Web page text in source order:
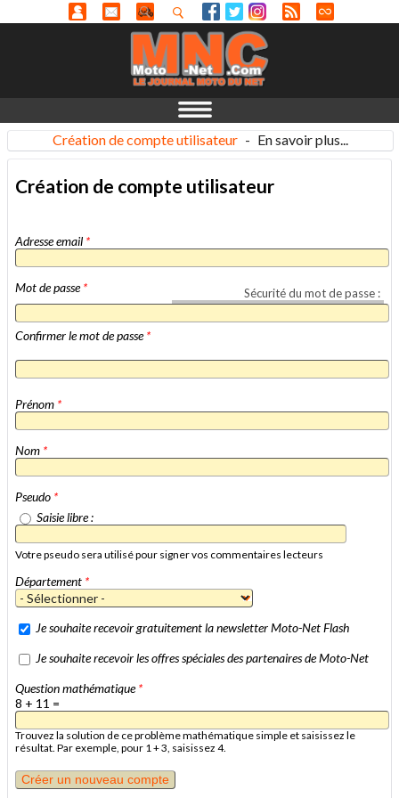
Création de compte utilisateur - En savoir plus...
Création de compte utilisateur
Adresse email *
Sécurité du mot de passe :
Mot de passe*
Confirmer le mot de passe*
Prénom *
Nom *
Pseudo *
Saisie libre :
Votre pseudo sera utilisé pour signer vos commentaires lecteurs
Département *
Je souhaite recevoir gratuitement la newsletter Moto-Net Flash
Je souhaite recevoir les offres spéciales des partenaires de Moto-Net
Question mathématique*
8 + 11 =
Trouvez la solution de ce problème mathématique simple et saisissez le
résultat. Par exemple, pour 1 + 3, saisissez 4.